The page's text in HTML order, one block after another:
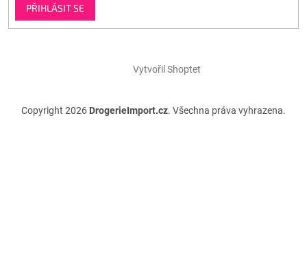
PŘIHLÁSIT SE
Vytvořil Shoptet
Copyright 2026 DrogerieImport.cz. Všechna práva vyhrazena.